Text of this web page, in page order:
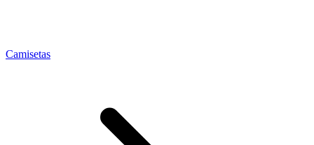
Camisetas